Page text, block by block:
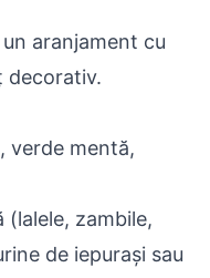
aranjament cu
decorativ.
verde mentă,
(lalele, zambile,
de iepurași sau